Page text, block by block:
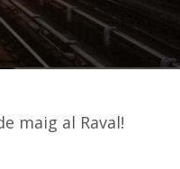
maig al Raval!